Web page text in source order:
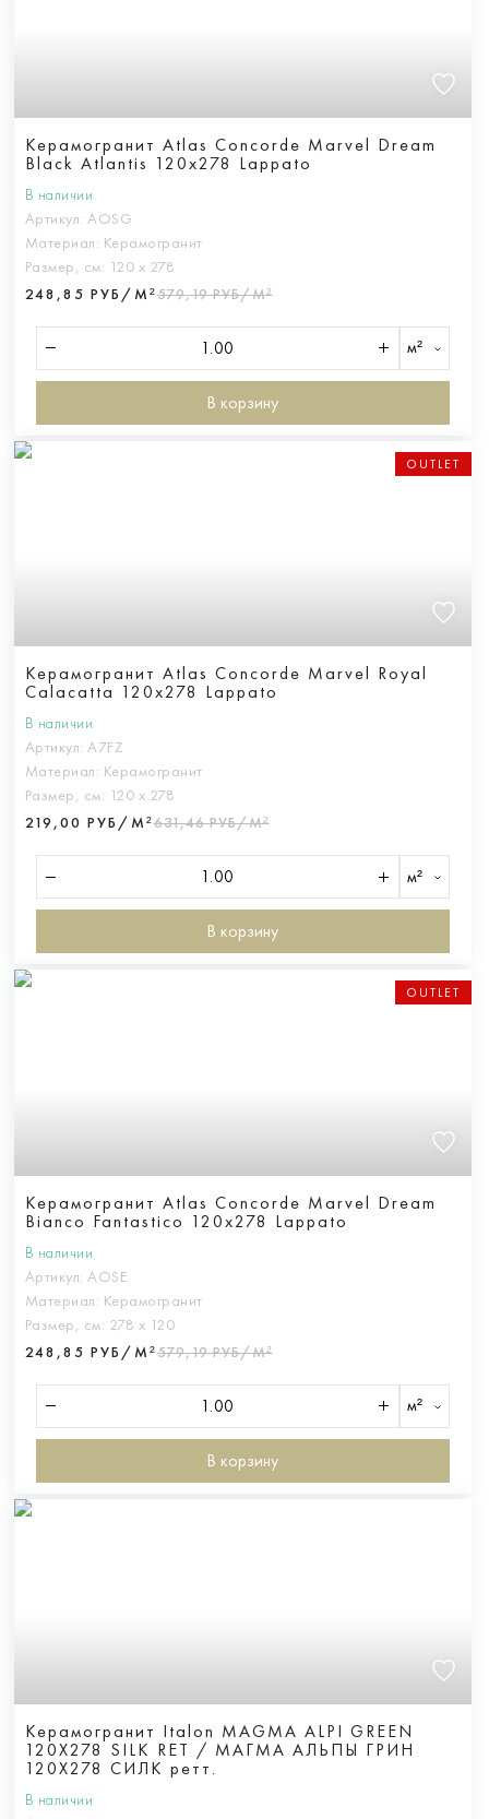
Керамогранит Atlas Concorde Marvel Dream
Black Atlantis 120x278 Lappato
В наличии
Артикул: AOSG
Материал: Керамогранит
Размер, см: 120 х 278
248,85 РУБ/М²579,19 РУБ/М²
м²
В корзину
OUTLET
Керамогранит Atlas Concorde Marvel Royal
Calacatta 120x278 Lappato
В наличии
Артикул: A7FZ
Материал: Керамогранит
Размер, см: 120 х 278
219,00 РУБ/М²631,46 РУБ/М²
м²
В корзину
OUTLET
Керамогранит Atlas Concorde Marvel Dream
Bianco Fantastico 120x278 Lappato
В наличии
Артикул: AOSE
Материал: Керамогранит
Размер, см: 278 х 120
248,85 РУБ/М²579,19 РУБ/М²
м²
В корзину
Керамогранит Italon MAGMA ALPI GREEN
120X278 SILK RET / МАГМА АЛЬПЫ ГРИН
120X278 СИЛК ретт.
В наличии